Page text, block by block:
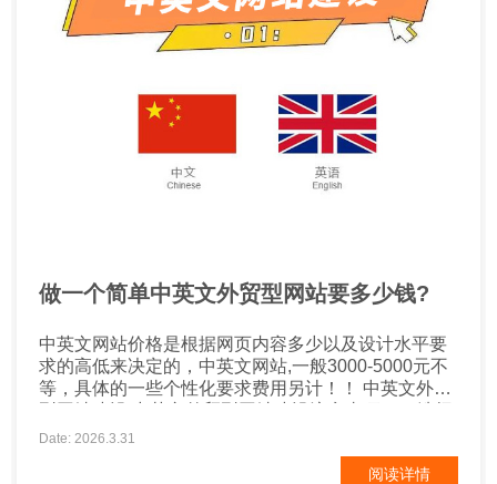
做一个简单中英文外贸型网站要多少钱?
中英文网站价格是根据网页内容多少以及设计水平要
求的高低来决定的，中英文网站,一般3000-5000元不
等，具体的一些个性化要求费用另计！！ 中英文外贸
优质的美国服务器，保证安全性和打开速度。 2.主要
网站的布局，做好seo布局对排名比较好。因为我们做
Date: 2026.3.31
阅读详情